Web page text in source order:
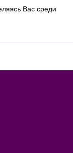
Вас среди